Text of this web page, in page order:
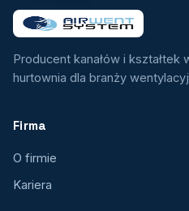
Producent kanałów i kształtek
hurtownia dla branży
Firma
O firmie
Kariera